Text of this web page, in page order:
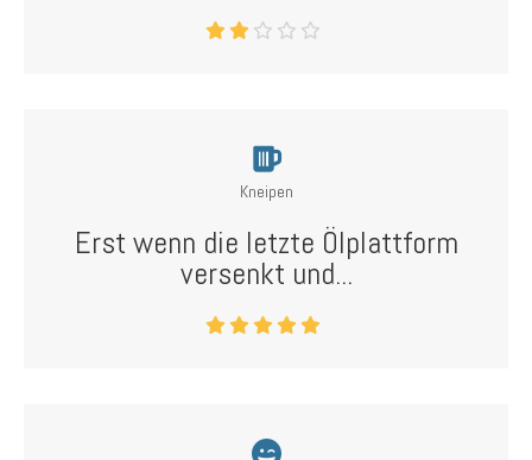
Kneipen
Erst wenn die letzte Ölplattform
versenkt und...